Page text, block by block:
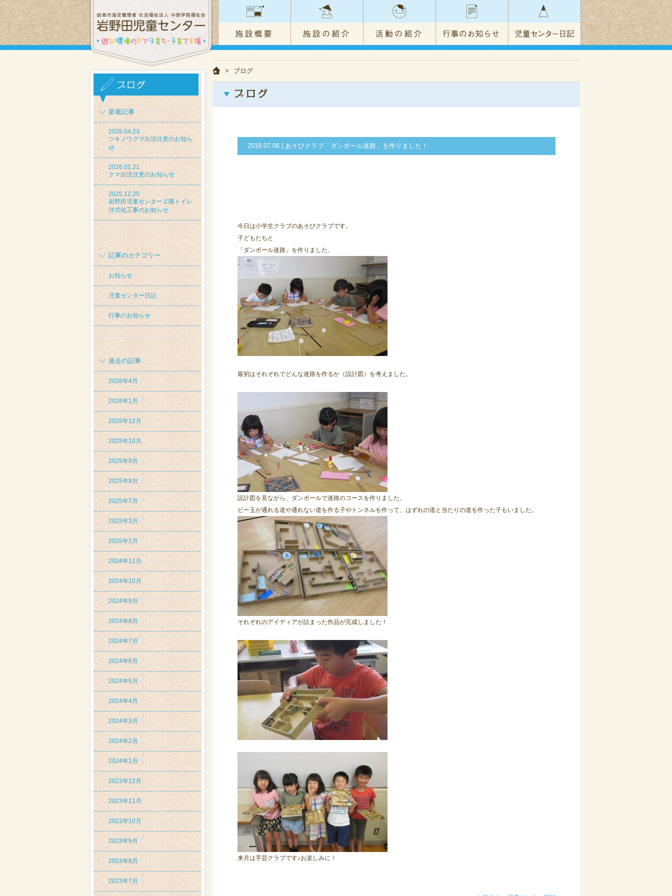
新着記事
2026.04.23
ツキノワグマ出没注意のお知ら
せ
2026.01.21
クマ出没注意のお知らせ
2025.12.25
岩野田児童センター２階トイレ
洋式化工事のお知らせ
記事のカテゴリー
お知らせ
児童センター日記
行事のお知らせ
過去の記事
2026年4月
2026年1月
2025年12月
2025年10月
2025年9月
2025年8月
2025年7月
2025年3月
2025年2月
2024年11月
2024年10月
2024年9月
2024年8月
2024年7月
2024年6月
2024年5月
2024年4月
2024年3月
2024年2月
2024年1月
2023年12月
2023年11月
2023年10月
2023年9月
2023年8月
2023年7月
> ブログ
2019.07.06 | あそびクラブ「ダンボール迷路」を作りました！
今日は小学生クラブのあそびクラブです。
子どもたちと
「ダンボール迷路」を作りました。
最初はそれぞれでどんな迷路を作るか（設計図）を考えました。
設計図を見ながら、ダンボールで迷路のコースを作りました。
ビー玉が通れる道や通れない道を作る子やトンネルを作って、はずれの道と当たりの道を作った子もいました。
それぞれのアイディアが詰まった作品が完成しました！
来月は手芸クラブです♪お楽しみに！